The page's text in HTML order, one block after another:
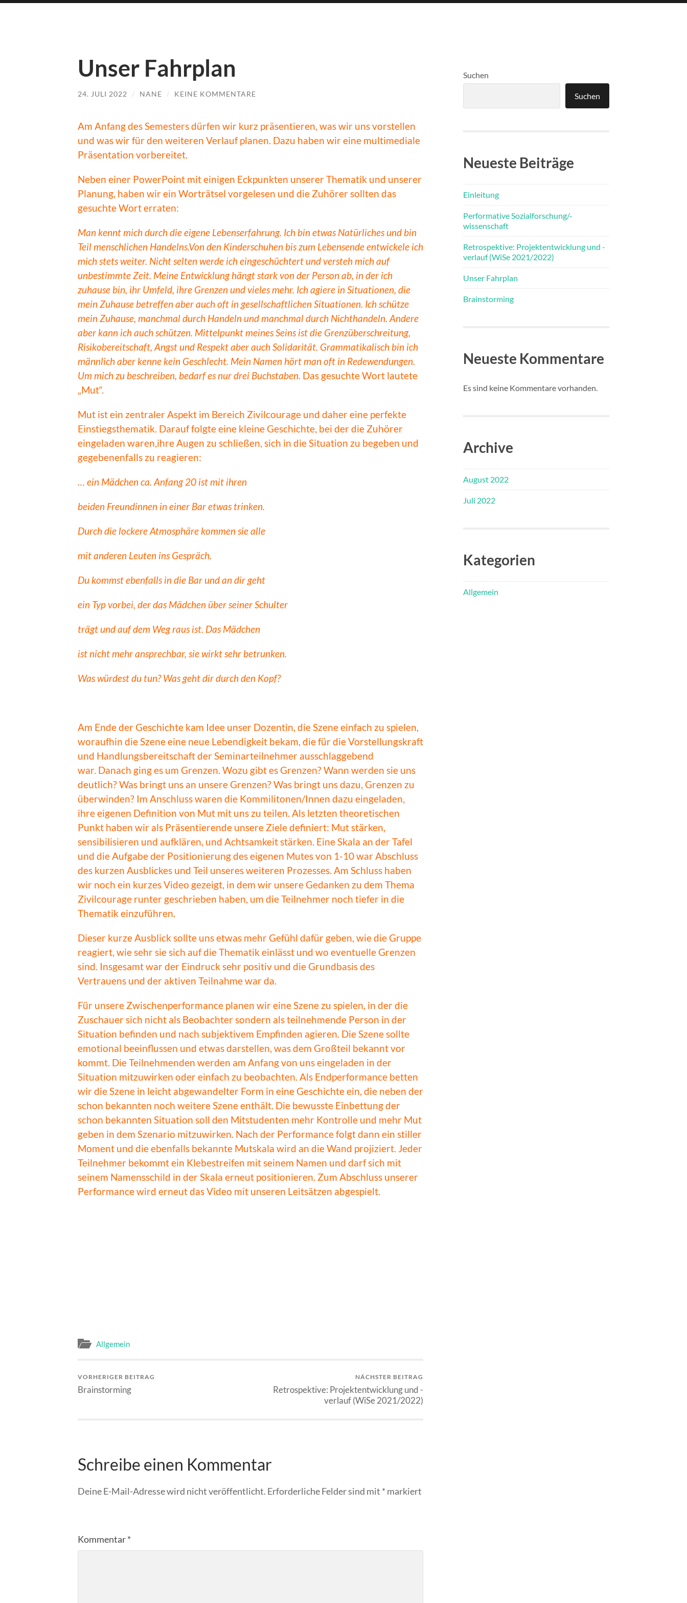
Unser Fahrplan
24. JULI 2022 / NANE / KEINE KOMMENTARE
Am Anfang des Semesters dürfen wir kurz präsentieren, was wir uns vorstellen
und was wir für den weiteren Verlauf planen. Dazu haben wir eine multimediale
Präsentation vorbereitet.
Neben einer PowerPoint mit einigen Eckpunkten unserer Thematik und unserer
Planung, haben wir ein Worträtsel vorgelesen und die Zuhörer sollten das
gesuchte Wort erraten:
Man kennt mich durch die eigene Lebenserfahrung. Ich bin etwas Natürliches und bin
Teil menschlichen Handelns.Von den Kinderschuhen bis zum Lebensende entwickele ich
mich stets weiter. Nicht selten werde ich eingeschüchtert und versteh mich auf
unbestimmte Zeit. Meine Entwicklung hängt stark von der Person ab, in der ich
zuhause bin, ihr Umfeld, ihre Grenzen und vieles mehr. Ich agiere in Situationen, die
mein Zuhause betreffen aber auch oft in gesellschaftlichen Situationen. Ich schütze
mein Zuhause, manchmal durch Handeln und manchmal durch Nichthandeln. Andere
aber kann ich auch schützen. Mittelpunkt meines Seins ist die Grenzüberschreitung,
Risikobereitschaft, Angst und Respekt aber auch Solidarität. Grammatikalisch bin ich
männlich aber kenne kein Geschlecht. Mein Namen hört man oft in Redewendungen.
Um mich zu beschreiben, bedarf es nur drei Buchstaben. Das gesuchte Wort lautete
„Mut“.
Mut ist ein zentraler Aspekt im Bereich Zivilcourage und daher eine perfekte
Einstiegsthematik. Darauf folgte eine kleine Geschichte, bei der die Zuhörer
eingeladen waren,ihre Augen zu schließen, sich in die Situation zu begeben und
gegebenenfalls zu reagieren:
… ein Mädchen ca. Anfang 20 ist mit ihren
beiden Freundinnen in einer Bar etwas trinken.
Durch die lockere Atmosphäre kommen sie alle
mit anderen Leuten ins Gespräch.
Du kommst ebenfalls in die Bar und an dir geht
ein Typ vorbei, der das Mädchen über seiner Schulter
trägt und auf dem Weg raus ist. Das Mädchen
ist nicht mehr ansprechbar, sie wirkt sehr betrunken.
Was würdest du tun? Was geht dir durch den Kopf?
Am Ende der Geschichte kam Idee unser Dozentin, die Szene einfach zu spielen,
woraufhin die Szene eine neue Lebendigkeit bekam, die für die Vorstellungskraft
und Handlungsbereitschaft der Seminarteilnehmer ausschlaggebend
war. Danach ging es um Grenzen. Wozu gibt es Grenzen? Wann werden sie uns
deutlich? Was bringt uns an unsere Grenzen? Was bringt uns dazu, Grenzen zu
überwinden? Im Anschluss waren die Kommilitonen/Innen dazu eingeladen,
ihre eigenen Definition von Mut mit uns zu teilen. Als letzten theoretischen
Punkt haben wir als Präsentierende unsere Ziele definiert: Mut stärken,
sensibilisieren und aufklären, und Achtsamkeit stärken. Eine Skala an der Tafel
und die Aufgabe der Positionierung des eigenen Mutes von 1-10 war Abschluss
des kurzen Ausblickes und Teil unseres weiteren Prozesses. Am Schluss haben
wir noch ein kurzes Video gezeigt, in dem wir unsere Gedanken zu dem Thema
Zivilcourage runter geschrieben haben, um die Teilnehmer noch tiefer in die
Thematik einzuführen.
Dieser kurze Ausblick sollte uns etwas mehr Gefühl dafür geben, wie die Gruppe
reagiert, wie sehr sie sich auf die Thematik einlässt und wo eventuelle Grenzen
sind. Insgesamt war der Eindruck sehr positiv und die Grundbasis des
Vertrauens und der aktiven Teilnahme war da.
Für unsere Zwischenperformance planen wir eine Szene zu spielen, in der die
Zuschauer sich nicht als Beobachter sondern als teilnehmende Person in der
Situation befinden und nach subjektivem Empfinden agieren. Die Szene sollte
emotional beeinflussen und etwas darstellen, was dem Großteil bekannt vor
kommt. Die Teilnehmenden werden am Anfang von uns eingeladen in der
Situation mitzuwirken oder einfach zu beobachten. Als Endperformance betten
wir die Szene in leicht abgewandelter Form in eine Geschichte ein, die neben der
schon bekannten noch weitere Szene enthält. Die bewusste Einbettung der
schon bekannten Situation soll den Mitstudenten mehr Kontrolle und mehr Mut
geben in dem Szenario mitzuwirken. Nach der Performance folgt dann ein stiller
Moment und die ebenfalls bekannte Mutskala wird an die Wand projiziert. Jeder
Teilnehmer bekommt ein Klebestreifen mit seinem Namen und darf sich mit
seinem Namensschild in der Skala erneut positionieren. Zum Abschluss unserer
Performance wird erneut das Video mit unseren Leitsätzen abgespielt.
Allgemein
VORHERIGER BEITRAG
Brainstorming
NÄCHSTER BEITRAG
Retrospektive: Projektentwicklung und -
verlauf (WiSe 2021/2022)
Schreibe einen Kommentar
Deine E-Mail-Adresse wird nicht veröffentlicht. Erforderliche Felder sind mit * markiert
Kommentar*
Suchen
Suchen
Neueste Beiträge
Einleitung
Performative Sozialforschung/-
wissenschaft
Retrospektive: Projektentwicklung und -
verlauf (WiSe 2021/2022)
Unser Fahrplan
Brainstorming
Neueste Kommentare
Es sind keine Kommentare vorhanden.
Archive
August 2022
Juli 2022
Kategorien
Allgemein